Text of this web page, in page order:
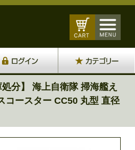
分】 海上自衛隊 掃海艦え
コースター CC50 丸型 直径